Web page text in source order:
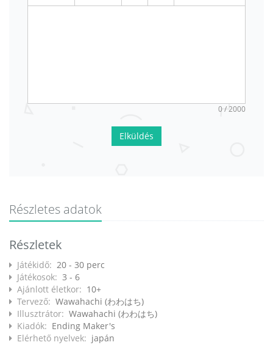
0 / 2000
Elküldés
Részletes adatok
Részletek
Játékidő: 20 - 30 perc
Játékosok: 3 - 6
Ajánlott életkor: 10+
Tervező: Wawahachi (わわはち)
Illusztrátor: Wawahachi (わわはち)
Kiadók: Ending Maker's
Elérhető nyelvek: japán